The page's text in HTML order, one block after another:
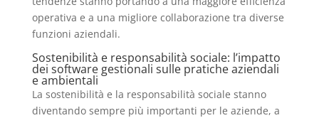
operativa e a una migliore collaborazione tra diverse
funzioni aziendali.
Sostenibilità e responsabilità sociale: l’impatto
dei software gestionali sulle pratiche aziendali
e ambientali
La sostenibilità e la responsabilità sociale stanno
diventando sempre più importanti per le aziende, a